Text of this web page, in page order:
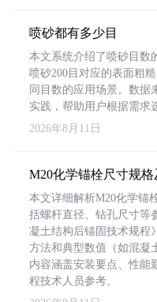
喷砂都有多少目
本文系统介绍了喷砂目数
喷砂200目对应的表面粗
同目数的应用场景。数据
实践，帮助用户根据需求
2026年8月11日
M20化学锚栓尺寸规
本文详细解析M20化学锚
括螺杆直径、钻孔尺寸等
凝土结构后锚固技术规程
方法和典型数值（如混凝
内容涵盖安装要点、性能
程技术人员参考。